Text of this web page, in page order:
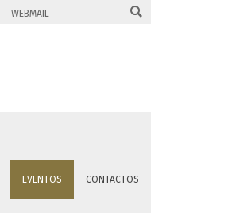
WEBMAIL 
EVENTOS CONTACTOS